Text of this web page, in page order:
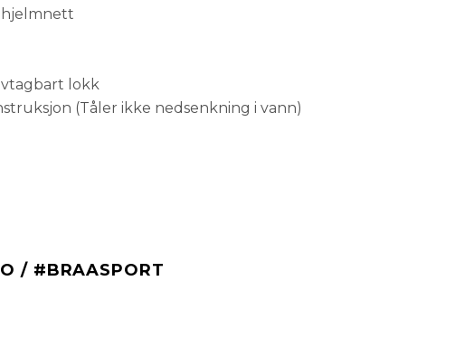
hjelmnett
lokk
(Tåler ikke nedsenkning i vann)
/ #BRAASPORT